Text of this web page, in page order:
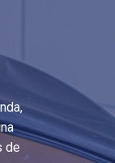
de